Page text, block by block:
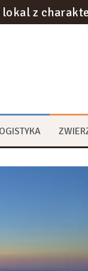
z
w tunelach
w
miejskich?